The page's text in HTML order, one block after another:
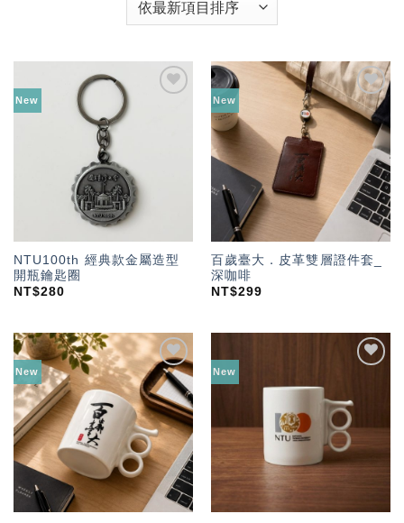
New
NTU100th 經典款金屬造型
開瓶鑰匙圈
NT$280
New
加入
「願
望輕
單」
百歲臺大．皮革雙層證件套_
深咖啡
NT$299
New
加入
「願
望輕
單」
New